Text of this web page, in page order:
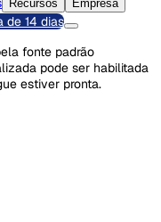
Recursos
Empresa
de 14 dias
fonte padrão
pode ser habilitada
estiver pronta.